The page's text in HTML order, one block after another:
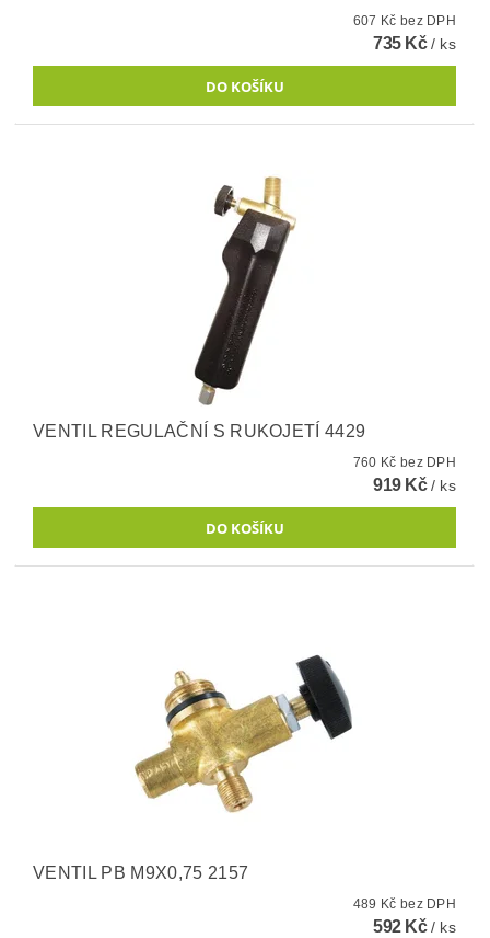
607 Kč bez DPH
735 Kč/ ks
VENTIL REGULAČNÍ S RUKOJETÍ 4429
760 Kč bez DPH
919 Kč/ ks
VENTIL PB M9X0,75 2157
489 Kč bez DPH
592 Kč/ ks